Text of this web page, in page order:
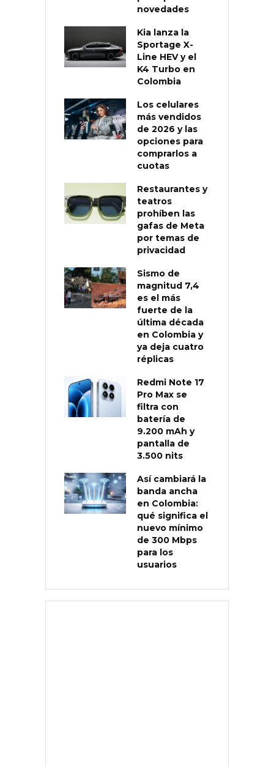
novedades
Kia lanza la
Sportage X-
Line HEV y el
K4 Turbo en
Colombia
Los celulares
más vendidos
de 2026 y las
opciones para
comprarlos a
cuotas
Restaurantes y
teatros
prohíben las
gafas de Meta
por temas de
privacidad
Sismo de
magnitud 7,4
es el más
fuerte de la
última década
en Colombia y
ya deja cuatro
réplicas
Redmi Note 17
Pro Max se
filtra con
batería de
9.200 mAh y
pantalla de
3.500 nits
Así cambiará la
banda ancha
en Colombia:
qué significa el
nuevo mínimo
de 300 Mbps
para los
usuarios